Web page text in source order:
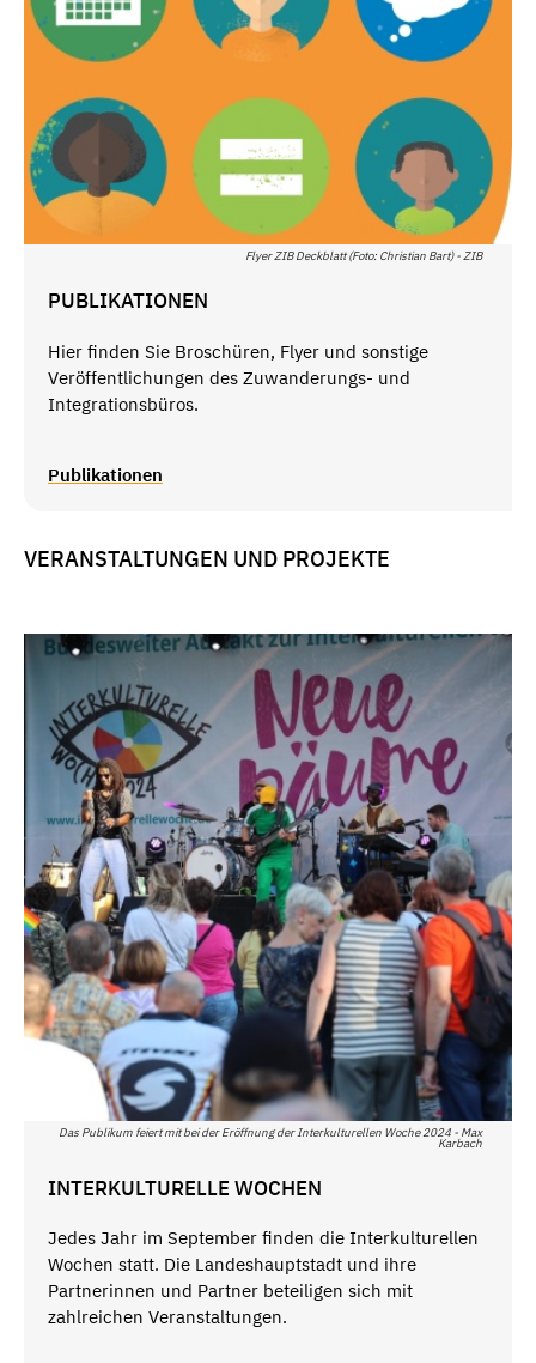
Flyer ZIB Deckblatt (Foto: Christian Bart) - ZIB
PUBLIKATIONEN
Hier finden Sie Broschüren, Flyer und sonstige
Veröffentlichungen des Zuwanderungs- und
Integrationsbüros.
Publikationen
VERANSTALTUNGEN UND PROJEKTE
Das Publikum feiert mit bei der Eröffnung der Interkulturellen Woche 2024 - Max
Karbach
INTERKULTURELLE WOCHEN
Jedes Jahr im September finden die Interkulturellen
Wochen statt. Die Landeshauptstadt und ihre
Partnerinnen und Partner beteiligen sich mit
zahlreichen Veranstaltungen.